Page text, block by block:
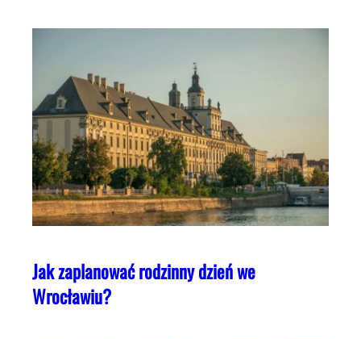
Jak zaplanować rodzinny dzień we
Wrocławiu?